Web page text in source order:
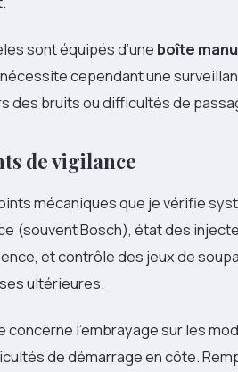
sont équipés d’une boîte
cependant une
des bruits ou difficultés de
de vigilance
mécaniques que je vérifie
(souvent Bosch), état des
et contrôle des jeux de
ultérieures.
concerne l’embrayage sur les
de démarrage en côte.